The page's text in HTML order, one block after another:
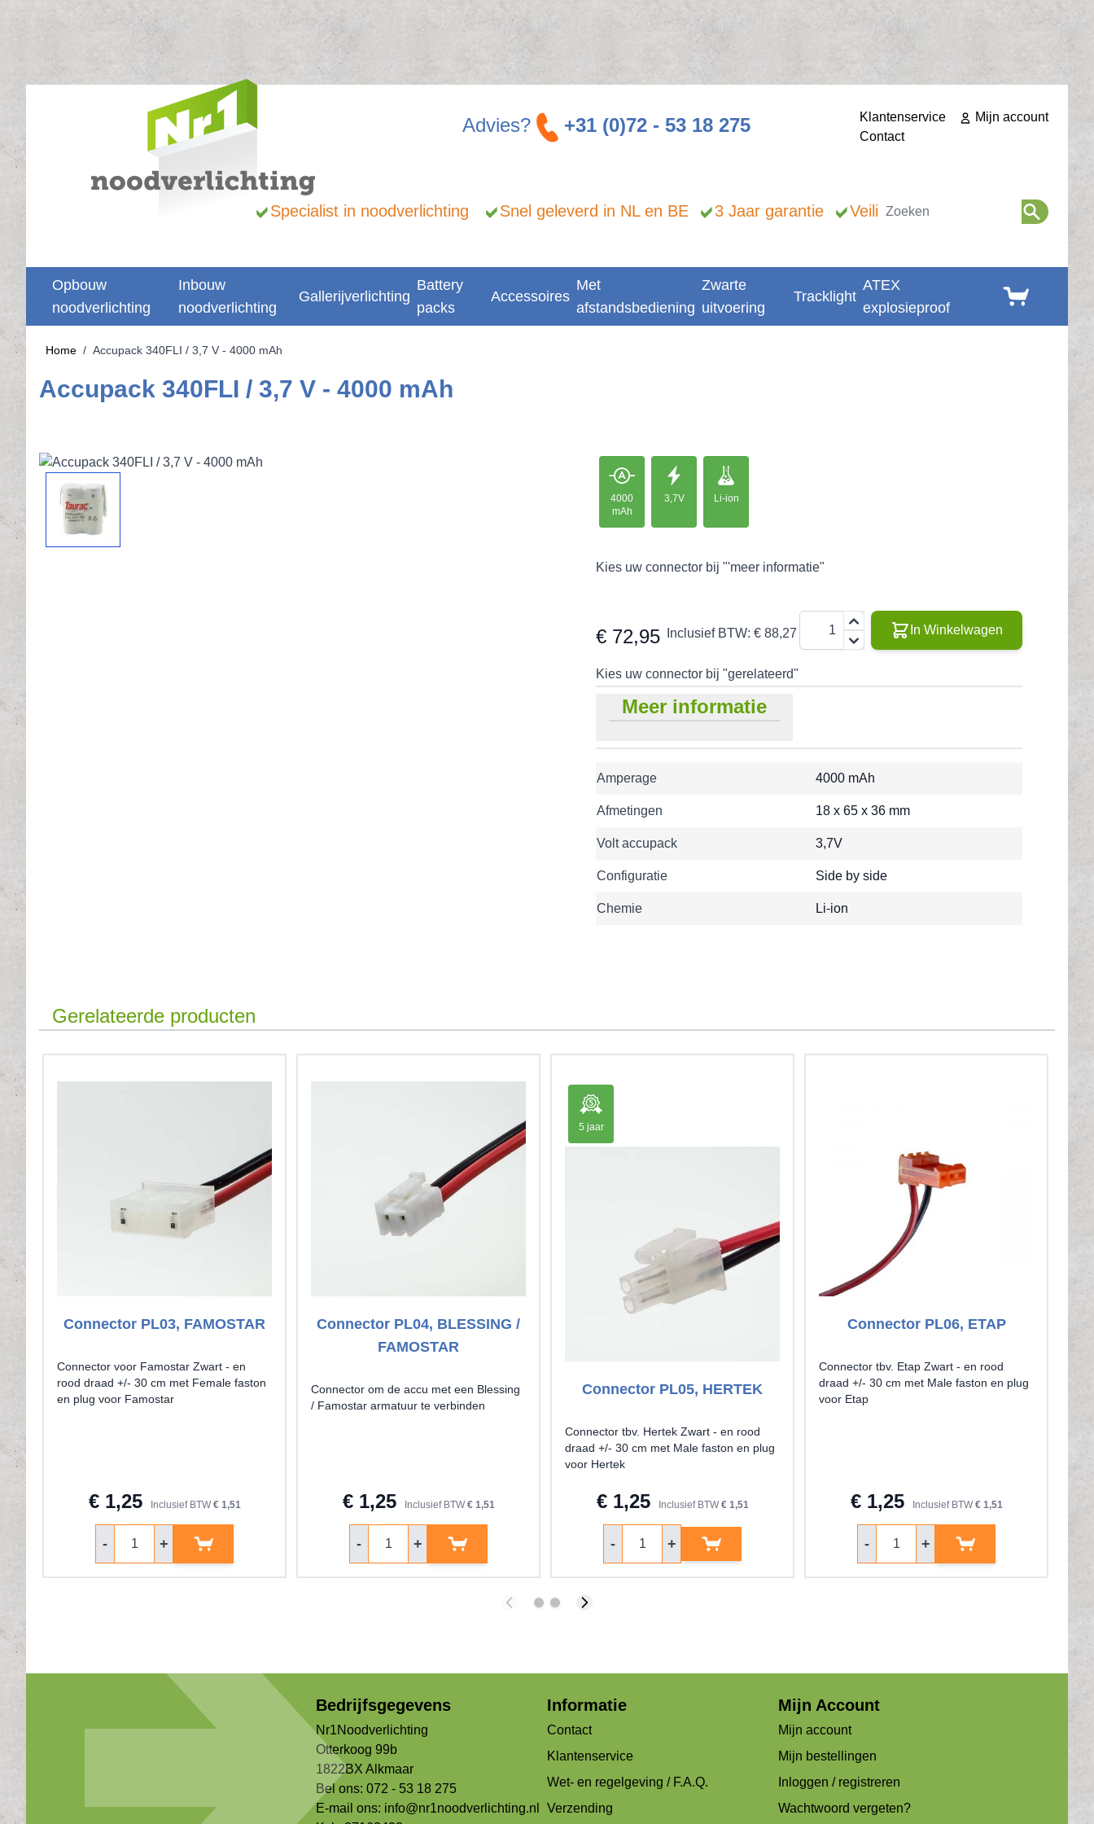
Ga naar de inhoud
Zoeken
Klantenservice
Mijn account
Contact
Advies? +31 (0)72 - 53 18 275
Specialist in noodverlichting Snel geleverd in NL en BE 3 Jaar garantie Veilig betalen
Opbouw
noodverlichting
Inbouw
noodverlichting
Gallerijverlichting
Battery
packs
Accessoires
Met
afstandsbediening
Zwarte
uitvoering
Tracklight
ATEX
explosieproof
Winkelwagen
Home / Accupack 340FLI / 3,7 V - 4000 mAh
Accupack 340FLI / 3,7 V - 4000 mAh
4000
mAh
3,7V Li-ion
Kies uw connector bij "'meer informatie"
€ 72,95 Inclusief BTW: € 88,27 In Winkelwagen
Kies uw connector bij "gerelateerd"
Meer informatie
Amperage 4000 mAh
Afmetingen 18 x 65 x 36 mm
Volt accupack 3,7V
Configuratie Side by side
Chemie Li-ion
Gerelateerde producten
Connector PL03, FAMOSTAR
Connector voor Famostar Zwart - en
rood draad +/- 30 cm met Female faston
en plug voor Famostar
€ 1,25 Inclusief BTW € 1,51
- +
Connector PL04, BLESSING /
FAMOSTAR
Connector om de accu met een Blessing
/ Famostar armatuur te verbinden
€ 1,25 Inclusief BTW € 1,51
- +
5 jaar
Connector PL05, HERTEK
Connector tbv. Hertek Zwart - en rood
draad +/- 30 cm met Male faston en plug
voor Hertek
€ 1,25 Inclusief BTW € 1,51
- +
Connector PL06, ETAP
Connector tbv. Etap Zwart - en rood
draad +/- 30 cm met Male faston en plug
voor Etap
€ 1,25 Inclusief BTW € 1,51
- +
Bedrijfsgegevens
Nr1Noodverlichting
Otterkoog 99b
1822BX Alkmaar
Bel ons: 072 - 53 18 275
E-mail ons: info@nr1noodverlichting.nl
Informatie
Contact
Klantenservice
Wet- en regelgeving / F.A.Q.
Verzending
Mijn Account
Mijn account
Mijn bestellingen
Inloggen / registreren
Wachtwoord vergeten?